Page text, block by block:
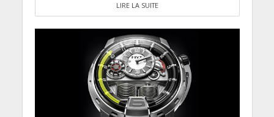
LIRE LA SUITE